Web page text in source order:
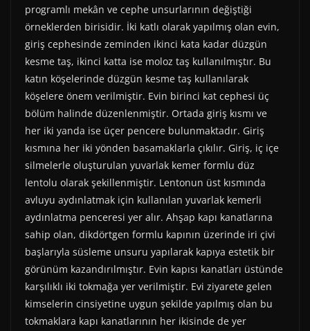
programlı mekân ve cephe unsurlarının değiştiği
örneklerden birisidir. İki katlı olarak yapılmış olan evin,
giriş cephesinde zeminden ikinci kata kadar düzgün
kesme taş, ikinci katta ise moloz taş kullanılmıştır. Bu
katın köşelerinde düzgün kesme taş kullanılarak
köşelere önem verilmiştir. Evin birinci kat cephesi üç
bölüm halinde düzenlenmiştir. Ortada giriş kısmı ve
her iki yanda ise üçer pencere bulunmaktadır. Giriş
kısmına her iki yönden basamaklarla çıkılır. Giriş, iç içe
silmelerle oluşturulan yuvarlak kemer formlu düz
lentolu olarak şekillenmiştir. Lentonun üst kısmında
avluyu aydınlatmak için kullanılan yuvarlak kemerli
aydınlatma penceresi yer alır. Ahşap kapı kanatlarına
sahip olan, dikdörtgen formlu kapının üzerinde iri çivi
başlarıyla süsleme unsuru yapılarak kapıya estetik bir
görünüm kazandırılmıştır. Evin kapısı kanatları üstünde
karşılıklı iki tokmağa yer verilmiştir. Evi ziyarete gelen
kimselerin cinsiyetine uygun şekilde yapılmış olan bu
tokmaklara kapı kanatlarının her ikisinde de yer